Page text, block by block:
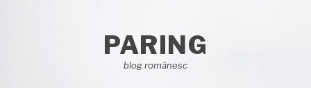
PARING
blog românesc